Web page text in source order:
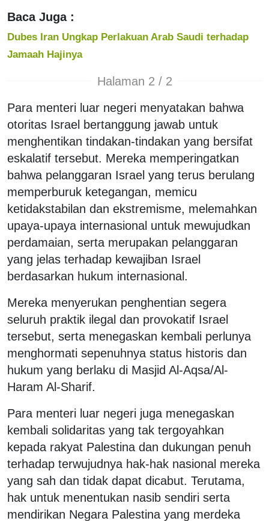
Baca Juga :
Dubes Iran Ungkap Perlakuan Arab Saudi terhadap
Jamaah Hajinya
Halaman 2 / 2
Para menteri luar negeri menyatakan bahwa
otoritas Israel bertanggung jawab untuk
menghentikan tindakan-tindakan yang bersifat
eskalatif tersebut. Mereka memperingatkan
bahwa pelanggaran Israel yang terus berulang
memperburuk ketegangan, memicu
ketidakstabilan dan ekstremisme, melemahkan
upaya-upaya internasional untuk mewujudkan
perdamaian, serta merupakan pelanggaran
yang jelas terhadap kewajiban Israel
berdasarkan hukum internasional.
Mereka menyerukan penghentian segera
seluruh praktik ilegal dan provokatif Israel
tersebut, serta menegaskan kembali perlunya
menghormati sepenuhnya status historis dan
hukum yang berlaku di Masjid Al-Aqsa/Al-
Haram Al-Sharif.
Para menteri luar negeri juga menegaskan
kembali solidaritas yang tak tergoyahkan
kepada rakyat Palestina dan dukungan penuh
terhadap terwujudnya hak-hak nasional mereka
yang sah dan tidak dapat dicabut. Terutama,
hak untuk menentukan nasib sendiri serta
mendirikan Negara Palestina yang merdeka